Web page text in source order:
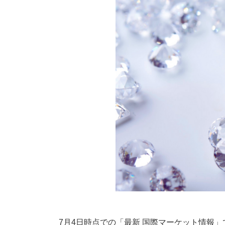
7月4日時点での「最新 国際マーケット情報」